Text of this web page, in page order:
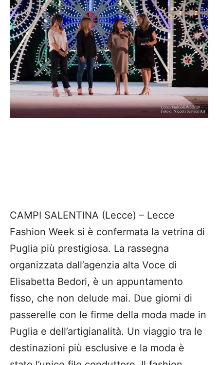
CAMPI SALENTINA (Lecce) – Lecce
Fashion Week si è confermata la vetrina di
Puglia più prestigiosa. La rassegna
organizzata dall’agenzia alta Voce di
Elisabetta Bedori, è un appuntamento
fisso, che non delude mai. Due giorni di
passerelle con le firme della moda made in
Puglia e dell’artigianalità. Un viaggio tra le
destinazioni più esclusive e la moda è